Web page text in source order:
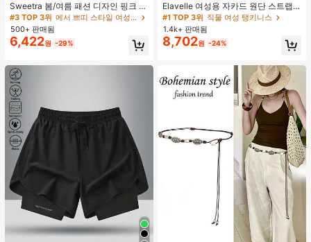
Sweetra 봄/여름 패션 디자인 핑크 스
트라이프 브라운 폴카 도트 스파게티
스트랩 2 In 1 스위트 걸리시 비치 로
맨틱 휴가 스타일 여성용 캐미 탱크 탑
#3 TOP 3위
에서 쁘띠 스타일 여성 상의, 블라우스 & 티
500+ 판매됨
6,422원 -29%
Elavelle 여성용 자카드 원단 스트랩
불가사리 장식 홀터 탑, 봄/여름에 적
합 (탑만 포함, 반바지 미포함)
#1 TOP 3위 직물 여성 탱키니스
1.4k+ 판매됨
8,702원 -24%